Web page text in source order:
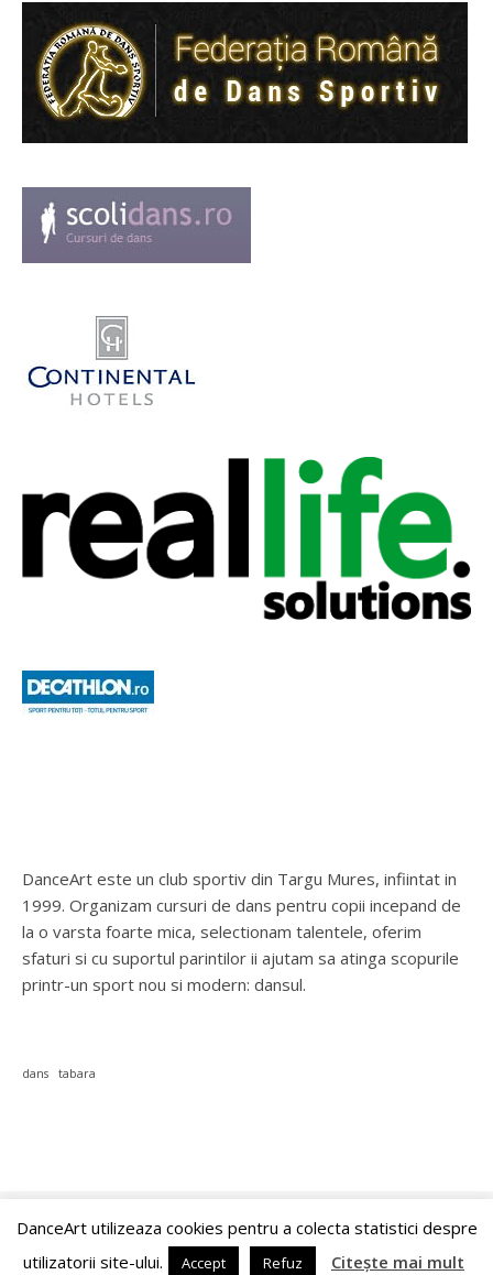
DanceArt este un club sportiv din Targu Mures, infiintat in
1999. Organizam cursuri de dans pentru copii incepand de
la o varsta foarte mica, selectionam talentele, oferim
sfaturi si cu suportul parintilor ii ajutam sa atinga scopurile
printr-un sport nou si modern: dansul.
dans tabara
© 2026 ACS DanceArt Târgu Mureș
Ashe Temă de WP Royal
DanceArt utilizeaza cookies pentru a colecta statistici despre
utilizatorii site-ului.
Accept Refuz Citește mai mult